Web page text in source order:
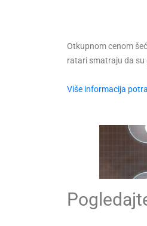
Otkupnom cenom
ratari smatraju da su
Više informacija